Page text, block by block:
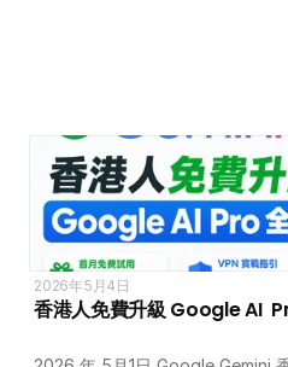
2026年5月4日
香港人免費升級 Google AI